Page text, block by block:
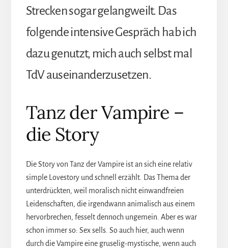
Strecken sogar gelangweilt. Das
folgende intensive Gespräch hab ich
dazu genutzt, mich auch selbst mal
TdV auseinanderzusetzen.
Tanz der Vampire –
die Story
Die Story von Tanz der Vampire ist an sich eine relativ
simple Lovestory und schnell erzählt. Das Thema der
unterdrückten, weil moralisch nicht einwandfreien
Leidenschaften, die irgendwann animalisch aus einem
hervorbrechen, fesselt dennoch ungemein. Aber es war
schon immer so: Sex sells. So auch hier, auch wenn
durch die Vampire eine gruselig-mystische, wenn auch